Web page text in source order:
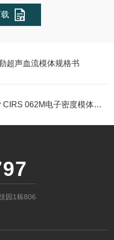
超声血流模体规格书
美国Sun Nuclear CIRS 062M电子密度模体规格书
园1栋806